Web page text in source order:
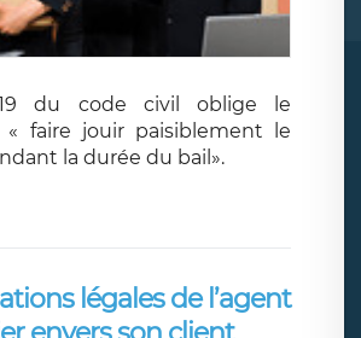
du code civil oblige le
« faire jouir paisiblement le
la durée du bail».
légales de l’agent